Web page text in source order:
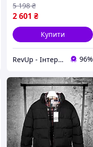
2 601 ₴
5 198 ₴
Купити
RevUp - Інтернет магазин стильних товарів 96%